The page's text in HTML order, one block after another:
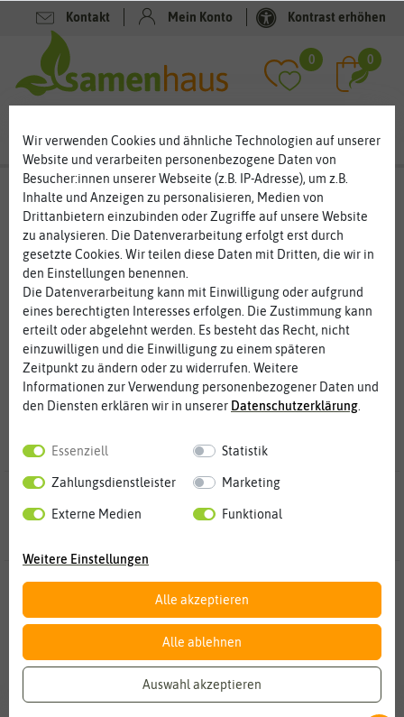
Kontakt Mein Konto Kontrast erhöhen
0 0
Suchergebnisse für HerstellerHortitops
564Treffer)
Hersteller: Hortitops
564 Ergebnisse
-80% -80%
Filter
Wir verwenden Cookies und ähnliche Technologien auf unserer
Website und verarbeiten personenbezogene Daten von
Besucher:innen unserer Webseite (z.B. IP-Adresse), um z.B.
Inhalte und Anzeigen zu personalisieren, Medien von
Drittanbietern einzubinden oder Zugriffe auf unsere Website
zu analysieren. Die Datenverarbeitung erfolgt erst durch
gesetzte Cookies. Wir teilen diese Daten mit Dritten, die wir in
den Einstellungen benennen.
Die Datenverarbeitung kann mit Einwilligung oder aufgrund
eines berechtigten Interesses erfolgen. Die Zustimmung kann
erteilt oder abgelehnt werden. Es besteht das Recht, nicht
einzuwilligen und die Einwilligung zu einem späteren
Zeitpunkt zu ändern oder zu widerrufen. Weitere
Informationen zur Verwendung personenbezogener Daten und
den Diensten erklären wir in unserer Daten­schutz­erklärung
Essenziell Statistik
Zahlungsdienstleister Marketing
Externe Medien Funktional
Weitere Einstellungen
Alle akzeptieren
Alle ablehnen
Auswahl akzeptieren